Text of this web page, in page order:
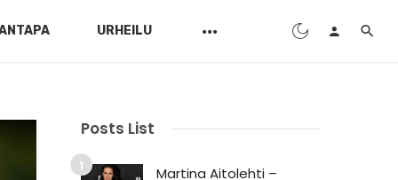
URHEILU
Posts List
Martina Aitolehti –